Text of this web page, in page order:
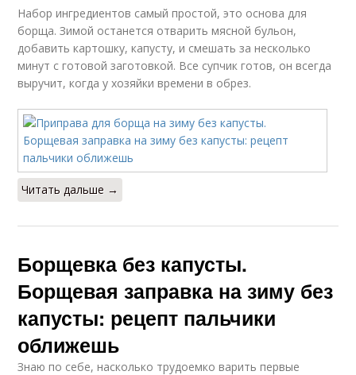
Набор ингредиентов самый простой, это основа для
борща. Зимой останется отварить мясной бульон,
добавить картошку, капусту, и смешать за несколько
минут с готовой заготовкой. Все супчик готов, он всегда
выручит, когда у хозяйки времени в обрез.
Читать дальше →
Борщевка без капусты.
Борщевая заправка на зиму без
капусты: рецепт пальчики
оближешь
Знаю по себе, насколько трудоемко варить первые